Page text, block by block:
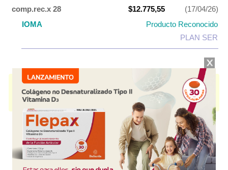
comp.rec.x 28
$12.775,55
(17/04/26)
IOMA
Producto Reconocido
PLAN SER
ELEKTRA MAXcontiene levonorgestrel+etinilestradioly se indica como
Anovulatorio. Es producido porCraveriy cuenta con 1 presentación
disponible.
Explorar más
Otros productos con
levonorgestrel+etinilestradiol
Otros productos deCraveri